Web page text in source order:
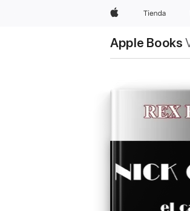
AppleTienda
Apple Books